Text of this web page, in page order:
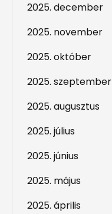
2025. december
2025. november
2025. október
2025. szeptember
2025. augusztus
2025. július
2025. június
2025. május
2025. április